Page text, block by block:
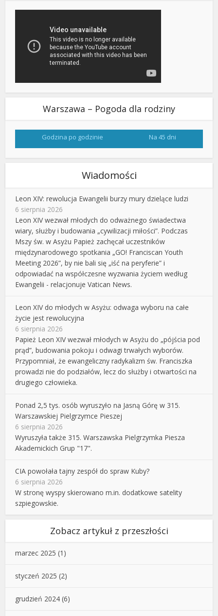
Warszawa – Pogoda dla rodziny
Godzina po godzinie Na 45 dni
Wiadomości
Leon XIV: rewolucja Ewangelii burzy mury dzielące ludzi
6 sierpnia 2026
Leon XIV wezwał młodych do odważnego świadectwa
wiary, służby i budowania „cywilizacji miłości”. Podczas
Mszy św. w Asyżu Papież zachęcał uczestników
międzynarodowego spotkania „GO! Franciscan Youth
Meeting 2026”, by nie bali się „iść na peryferie” i
odpowiadać na współczesne wyzwania życiem według
Ewangelii - relacjonuje Vatican News.
Leon XIV do młodych w Asyżu: odwaga wyboru na całe
życie jest rewolucyjna
6 sierpnia 2026
Papież Leon XIV wezwał młodych w Asyżu do „pójścia pod
prąd”, budowania pokoju i odwagi trwałych wyborów.
Przypomniał, że ewangeliczny radykalizm św. Franciszka
prowadzi nie do podziałów, lecz do służby i otwartości na
drugiego człowieka.
Ponad 2,5 tys. osób wyruszyło na Jasną Górę w 315.
Warszawskiej Pielgrzymce Pieszej
6 sierpnia 2026
Wyruszyła także 315. Warszawska Pielgrzymka Piesza
Akademickich Grup "17".
CIA powołała tajny zespół do spraw Kuby?
6 sierpnia 2026
W stronę wyspy skierowano m.in. dodatkowe satelity
szpiegowskie.
Zobacz artykuł z przeszłości
marzec 2025 (1)
styczeń 2025 (2)
grudzień 2024 (6)